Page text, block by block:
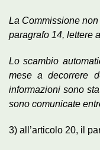
La Commissione
paragrafo 14, lettere
Lo scambio
mese a decorrere
informazioni sono
sono comunicate
3) all’articolo 20, il